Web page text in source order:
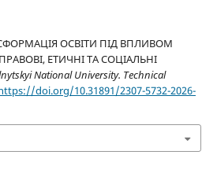
ОСВІТИ ПІД ВПЛИВОМ
ЕТИЧНІ ТА СОЦІАЛЬНІ
National University. Technical
doi.org/10.31891/2307-5732-2026-